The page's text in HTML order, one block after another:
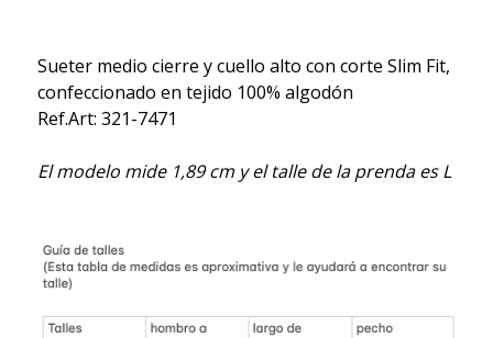
Sueter medio cierre y cuello alto con corte Slim Fit,
confeccionado en tejido 100% algodón
Ref.Art: 321-7471
El modelo mide 1,89 cm y el talle de la prenda es L